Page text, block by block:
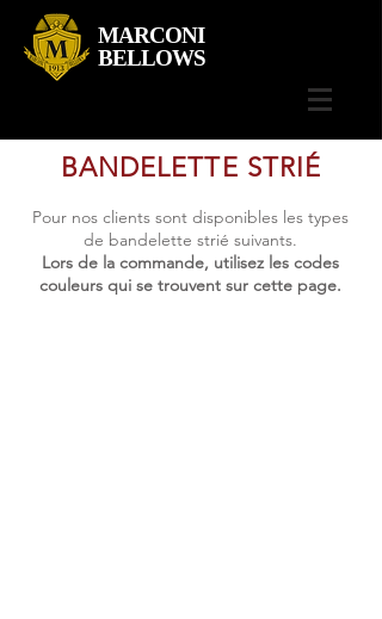
MARCONI
BELLOWS
BANDELETTE STRIÉ
Pour nos clients sont disponibles les types
de bandelette strié suivants.
Lors de la commande, utilisez les codes
couleurs qui se trouvent sur cette page.